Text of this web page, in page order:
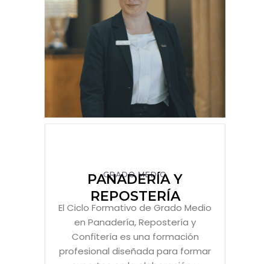
GRADO MEDIO
PANADERÍA Y
REPOSTERÍA
El Ciclo Formativo de Grado Medio
en Panadería, Repostería y
Confitería es una formación
profesional diseñada para formar